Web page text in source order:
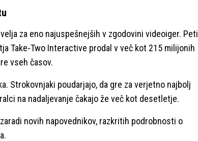
za eno najuspešnejših v zgodovini videoiger. Peti
Take-Two Interactive prodal v več kot 215 milijonih
vseh časov.
Strokovnjaki poudarjajo, da gre za verjetno najbolj
na nadaljevanje čakajo že več kot desetletje.
novih napovednikov, razkritih podrobnosti o